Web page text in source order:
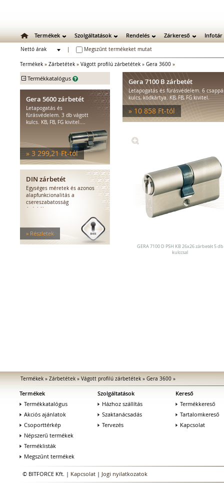
Termékek Szolgáltatások Rendelés Zárkereső Infotár
Nettó árak
Megszűnt termékeket mutat
Termékek » Zárbetétek » Vágott profilú zárbetétek » Gera 3600 »
+ Termékkatalógus
Mechanikus bevéső zárak
Zárbetétek
Vágott profilú zárbetétek
Fúrtpontos profilú
zárbetétek
Vak zárbetétek
Lakatok
Zárpajzsok
Mechanikus kiegészítők
Elektromos zárak
Elektromos bevéső zárak
Zárfogadók
MEDIATOR biztonsági zárak
Elektromágnesek
Gera 5600 zárbetét
Letapogatás és
fúrásvédelem. 3 db vágott
kulcs. KB, FB, FG kivitel....
» 3 299,21 Ft-tól
DIN zárbetét
Egységes méretek és azonos
alapfunkcionalitás a
csereszabatosság
érdekében.
» Részletek
Gera 7100 B zárbetét
Letapogatás és fúrásvédelem. 6
kulcs, kódkártya. KB, FB, FG kivitel.
» 10 858 Ft-tól
GERA 7100 D PSH KB 26x26 zárbetét 5 db
kulccsal
Termékek» Zárbetétek» Vágott profilú zárbetétek» Gera 3600»
Termékek
Termékkatalógus
Akciós ajánlatok
Csoporttérkép
Népszerű termékek
Terméklisták
Megszűnt termékek
Szolgáltatások
Házhoz szállítás
Szaktanácsadás
Tervezés
Kereső
Termékkereső
Tartalomkereső
Kapcsolat
© BITFORCE Kft. | Kapcsolat | Jogi nyilatkozatok